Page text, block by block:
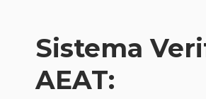
Sistema
AEAT: